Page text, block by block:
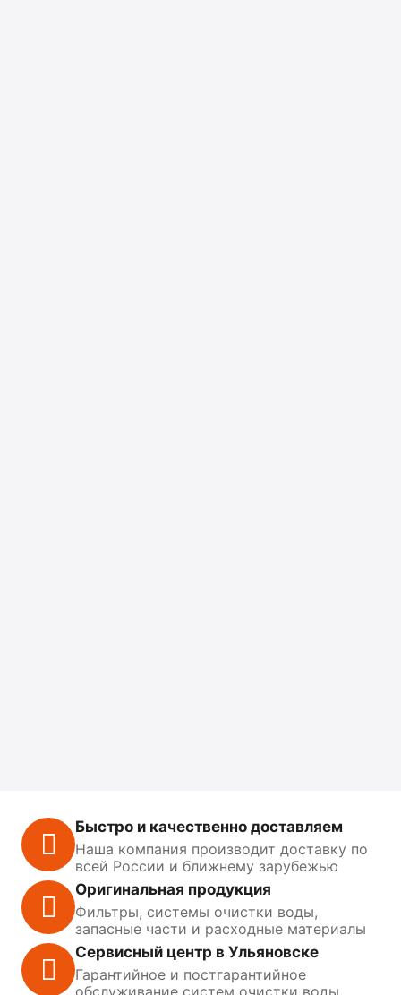
Быстро и качественно доставляем
Наша компания производит доставку по
всей России и ближнему зарубежью
Оригинальная продукция
Фильтры, системы очистки воды,
запасные части и расходные материалы
Сервисный центр в Ульяновске
Гарантийное и постгарантийное
обслуживание систем очистки воды